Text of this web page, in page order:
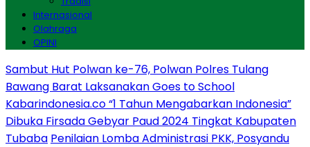
Internasional
Olahraga
OPINI
Sambut Hut Polwan ke-76, Polwan Polres Tulang
Bawang Barat Laksanakan Goes to School
Kabarindonesia.co “1 Tahun Mengabarkan Indonesia”
Dibuka Firsada Gebyar Paud 2024 Tingkat Kabupaten
Tubaba Penilaian Lomba Administrasi PKK, Posyandu